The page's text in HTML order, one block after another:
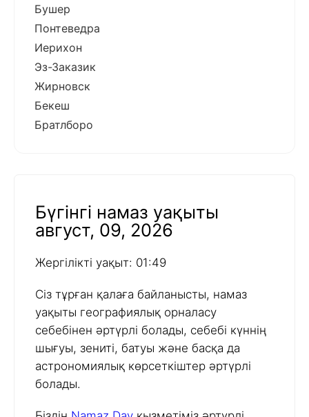
Бушер
Понтеведра
Иерихон
Эз-Заказик
Жирновск
Бекеш
Братлборо
Бүгінгі намаз уақыты
август, 09, 2026
Жергілікті уақыт: 01:49
Сіз тұрған қалаға байланысты, намаз
уақыты географиялық орналасу
себебінен әртүрлі болады, себебі күннің
шығуы, зениті, батуы және басқа да
астрономиялық көрсеткіштер әртүрлі
болады.